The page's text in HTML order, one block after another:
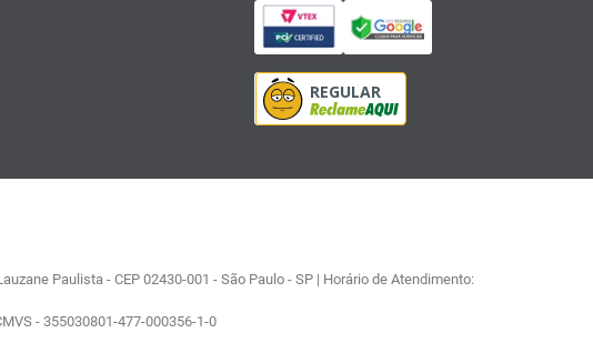
Paulista - CEP 02430-001 - São Paulo - SP | Horário de Atendimento:
- 355030801-477-000356-1-0